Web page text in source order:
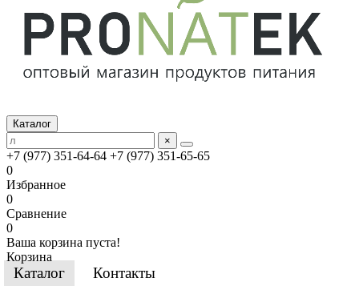
Каталог
×
+7 (977) 351-64-64 +7 (977) 351-65-65
0
Избранное
0
Сравнение
0
Ваша корзина пуста!
Корзина
Каталог Контакты